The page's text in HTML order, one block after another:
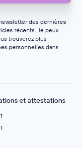
des dernières
récents. Je peux
trouverez plus
personnelles dans
et attestations